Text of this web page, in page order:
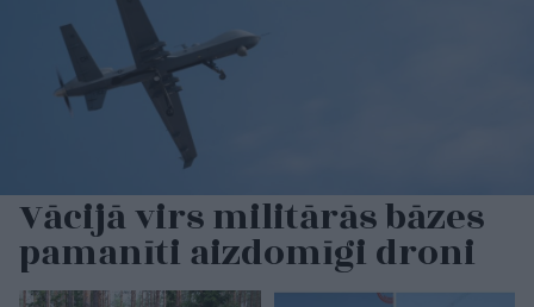
Vācijā virs militārās bāzes
pamanīti aizdomīgi droni